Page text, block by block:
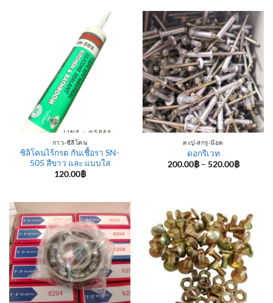
11.00฿
กาว-ซีลีโคน
ซิลิโคนไร้กรด กันเชื้อรา SN-
505 สีขาว และ แบบใส
120.00฿
ตะปู-สกรู-น๊อต
ดอกรีเวท
200.00฿ – 520.00฿Price